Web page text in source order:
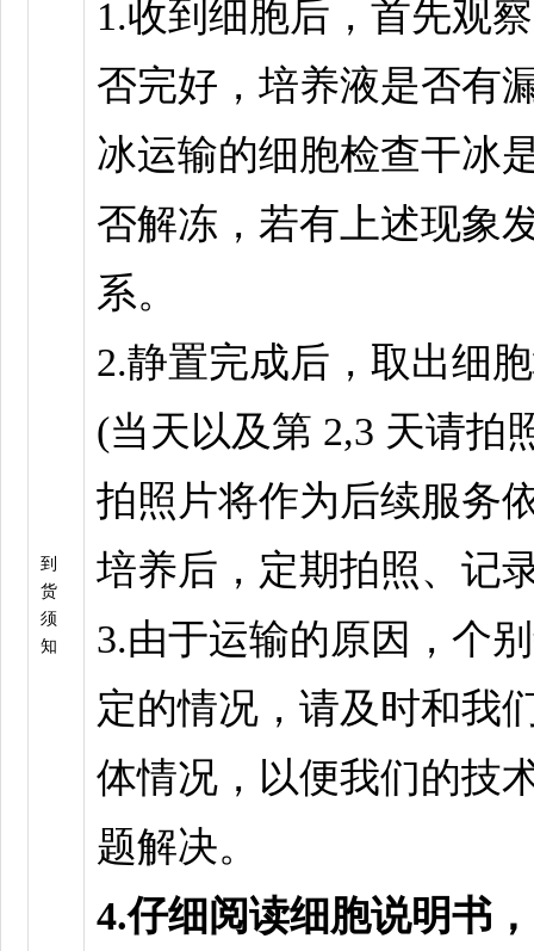
到
货
须
知
1.收到细胞后，首先观
否完好，培养液是否有
冰运输的细胞检查干冰
否解冻，若有上述现象
系。
2.静置完成后，取出细
(当天以及第 2,3 天请拍
拍照片将作为后续服务
培养后，定期拍照、记
3.由于运输的原因，个
定的情况，请及时和我
体情况，以便我们的技
题解决。
4.仔细阅读细胞说明书